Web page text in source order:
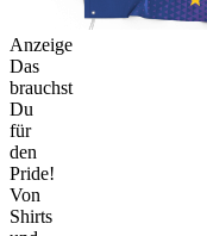
Anzeige
Das
brauchst
Du
für
den
Pride!
Von
Shirts